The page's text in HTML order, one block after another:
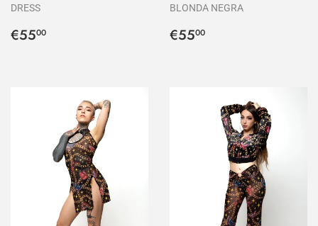
DRESS
Precio
habitual
€5500
BLONDA NEGRA
Precio
habitual
€5500